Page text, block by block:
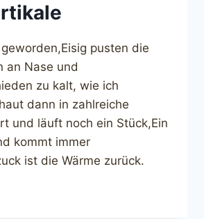
pusten die
an Nase und
zu kalt, wie ich
dann in zahlreiche
und läuft noch ein Stück,Ein
kommt immer
ist die Wärme zurück.